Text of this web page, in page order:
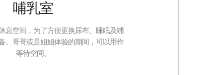
哺乳室
息空间，为了方便更换尿布、睡眠及哺
。哥哥或是姐姐体验的期间，可以用作
等待空间。